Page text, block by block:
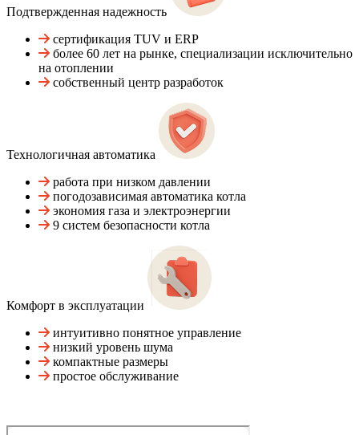
Подтвержденная надежность
сертификация TUV и ERP
более 60 лет на рынке, специализации исключительно
на отоплении
собственный центр разработок
Технологичная автоматика
работа при низком давлении
погодозависимая автоматика котла
экономия газа и электроэнергии
9 систем безопасности котла
Комфорт в эксплуатации
интуитивно понятное управление
низкий уровень шума
компактные размеры
простое обслуживание